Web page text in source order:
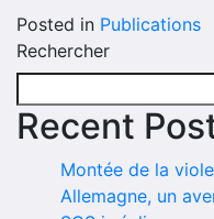
Posted in Publications
Rechercher
Recent
Montée de la
Allemagne, un